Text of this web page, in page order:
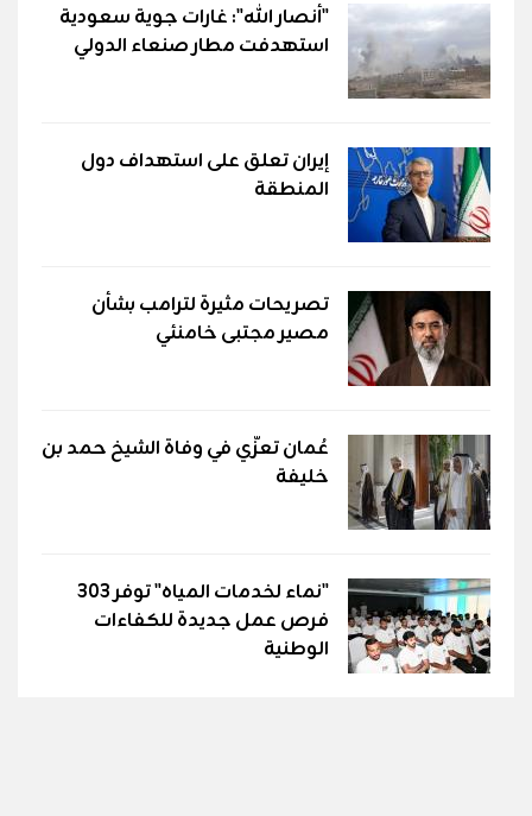
"أنصار الله": غارات جوية سعودية
استهدفت مطار صنعاء الدولي
إيران تعلق على استهداف دول
المنطقة
تصريحات مثيرة لترامب بشأن
مصير مجتبى خامنئي
عُمان تعزّي في وفاة الشيخ حمد بن
خليفة
"نماء لخدمات المياه" توفر 303
فرص عمل جديدة للكفاءات
الوطنية